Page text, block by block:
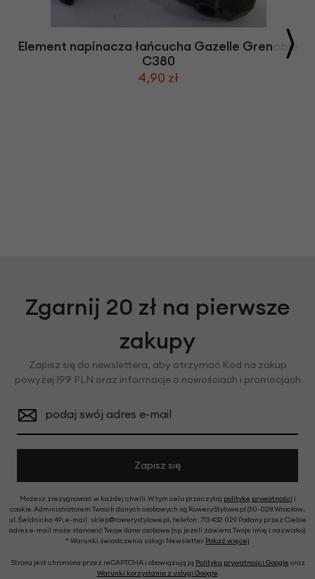
Element napinacza łańcucha Gazelle Grenoble
C380
4,90 zł
Zgarnij 20 zł na pierwsze
zakupy
Zapisz się do newslettera, aby otrzymać Kod na zakup
powyżej 199 PLN oraz informacje o nowościach i promocjach
podaj swój adres e-mail
Zapisz się
Możesz zrezygnować w każdej chwili. W tym celu przeczytaj politykę prywatności i
cookie. Administratorem Twoich danych osobowych są RoweryStylowe.pl (50-028 Wrocław,
ul. Świdnicka 49; e-mail: sklep@rowerystylowe.pl, telefon: 713 432 029. Podany przez Ciebie
adres e-mail może stanowić Twoje dane osobowe (np. jeżeli zawiera Twoje imię i nazwisko).
* Warunki świadczenia usługi Newsletter Pokaż więcej
Strona jest chroniona przez reCAPTCHA i obowiązują ją Polityka prywatności Google oraz
Warunki korzystania z usługi Google.